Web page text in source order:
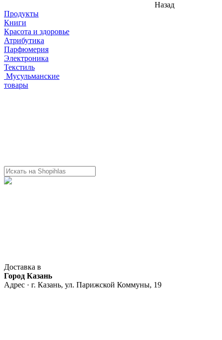
Назад
Продукты
Книги
Красота и здоровье
Атрибутика
Парфюмерия
Электроника
Текстиль
Мусульманские
товары
Доставка в
Город Казань
Адрес · г. Казань, ул. Парижской Коммуны, 19